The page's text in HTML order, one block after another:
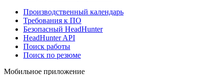
Производственный календарь
Требования к ПО
Безопасный HeadHunter
HeadHunter API
Поиск работы
Поиск по резюме
Мобильное приложение